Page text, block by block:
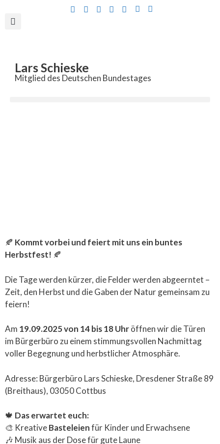
Lars Schieske
Mitglied des Deutschen Bundestages
🍂 Kommt vorbei und feiert mit uns ein buntes
Herbstfest! 🍂
Die Tage werden kürzer, die Felder werden abgeerntet –
Zeit, den Herbst und die Gaben der Natur gemeinsam zu
feiern!
Am 19.09.2025 von 14 bis 18 Uhröffnen wir die Türen
im Bürgerbüro zu einem stimmungsvollen Nachmittag
voller Begegnung und herbstlicher Atmosphäre.
Adresse: Bürgerbüro Lars Schieske, Dresdener Straße 89
(Breithaus), 03050 Cottbus
🍁 Das erwartet euch:
🎨 KreativeBasteleienfür Kinder und Erwachsene
🎶 Musik aus der Dose für gute Laune